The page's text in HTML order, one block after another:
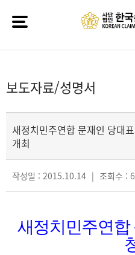
보도자료/성명서
새정치민주연합 문재인 당대
개최
작성일 : 2015.10.14 | 조회수 :
새정치민주연합